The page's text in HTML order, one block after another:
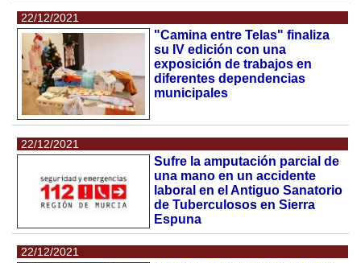
22/12/2021
"Camina entre Telas" finaliza
su IV edición con una
exposición de trabajos en
diferentes dependencias
municipales
22/12/2021
Sufre la amputación parcial de
una mano en un accidente
laboral en el Antiguo Sanatorio
de Tuberculosos en Sierra
Espuna
22/12/2021